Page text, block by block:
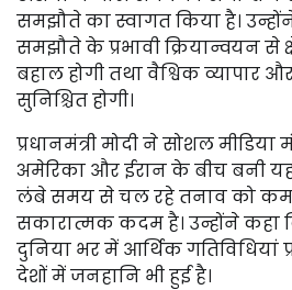
समझौते का स्वागत किया है।
समझौते के प्रभावी क्रियान्वयन से
बहाल होगी तथा वैश्विक व्यापार और
सुनिश्चित होगी।
प्रधानमंत्री मोदी ने सोशल
अमेरिका और ईरान के बीच बनी
लंबे समय से चल रहे तनाव को
सकारात्मक कदम है। उन्होंने कहा
दुनिया भर में आर्थिक गतिविधियां
देशों में जनहानि भी हुई है।